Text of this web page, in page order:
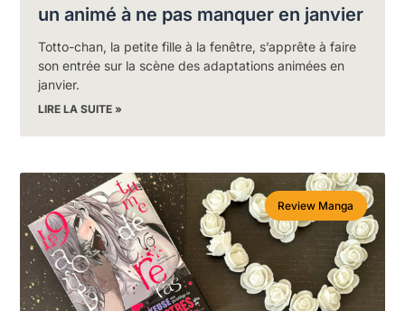
un animé à ne pas manquer en janvier
Totto-chan, la petite fille à la fenêtre, s’apprête à faire
son entrée sur la scène des adaptations animées en
janvier.
LIRE LA SUITE »
Review Manga